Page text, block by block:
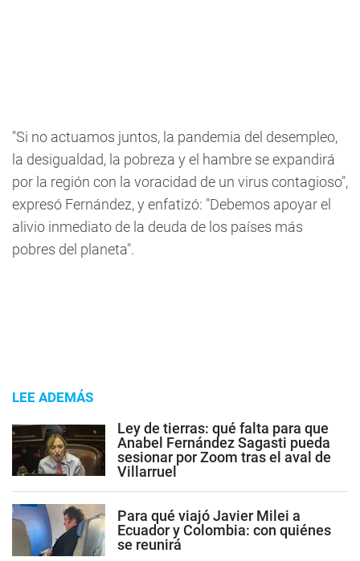
"Si no actuamos juntos, la pandemia del desempleo,
la desigualdad, la pobreza y el hambre se expandirá
por la región con la voracidad de un virus contagioso",
expresó Fernández, y enfatizó: "Debemos apoyar el
alivio inmediato de la deuda de los países más
pobres del planeta".
LEE ADEMÁS
Ley de tierras: qué falta para que
Anabel Fernández Sagasti pueda
sesionar por Zoom tras el aval de
Villarruel
Para qué viajó Javier Milei a
Ecuador y Colombia: con quiénes
se reunirá